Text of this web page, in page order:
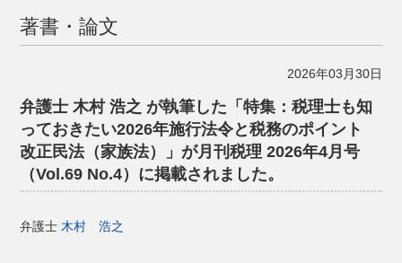
著書・論文
2026年03月30日
弁護士 木村 浩之 が執筆した「特集：税理士も知
っておきたい2026年施行法令と税務のポイント
改正民法（家族法）」が月刊税理 2026年4月号
（Vol.69 No.4）に掲載されました。
弁護士 木村 浩之